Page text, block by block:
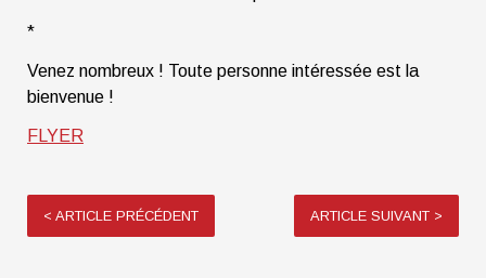
*
Venez nombreux ! Toute personne intéressée est la
bienvenue !
FLYER
< ARTICLE PRÉCÉDENT ARTICLE SUIVANT >